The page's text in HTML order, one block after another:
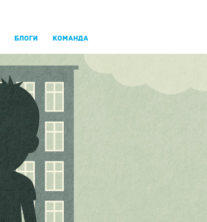
БЛОГИ КОМАНДА